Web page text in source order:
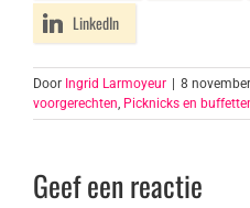
LinkedIn
Door Ingrid Larmoyeur | 8
voorgerechten Picknicks en
Geef een reactie